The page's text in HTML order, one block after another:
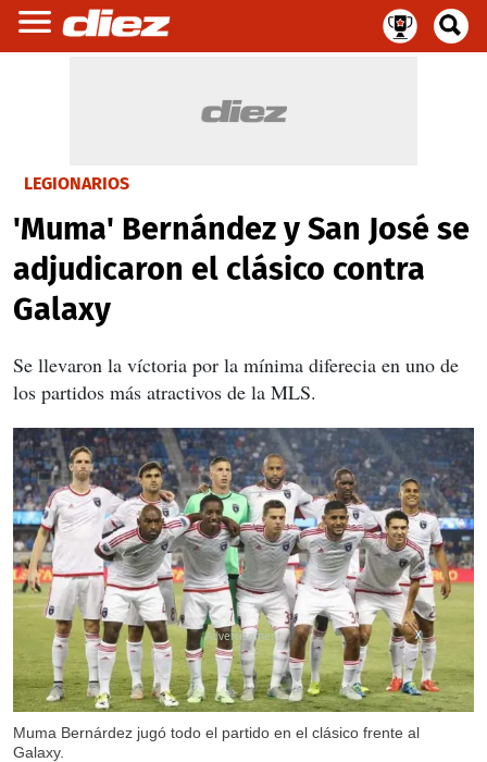
LEGIONARIOS
'Muma' Bernández y San José se
adjudicaron el clásico contra
Galaxy
Se llevaron la víctoria por la mínima diferecia en uno de
los partidos más atractivos de la MLS.
Muma Bernárdez jugó todo el partido en el clásico frente al
Galaxy.
X